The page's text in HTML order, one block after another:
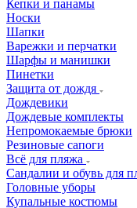
Кепки и панамы
Носки
Шапки
Варежки и перчатки
Шарфы и манишки
Пинетки
Защита от дождя
Дождевики
Дождевые комплекты
Непромокаемые брюки
Резиновые сапоги
Всё для пляжа
Сандалии и обувь для
Головные уборы
Купальные костюмы